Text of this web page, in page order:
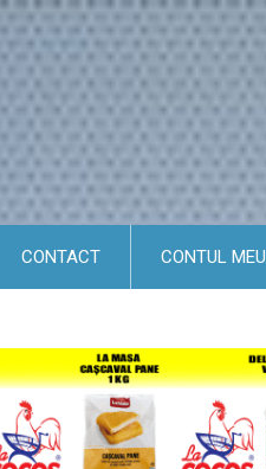
CONTACT CONTUL MEU